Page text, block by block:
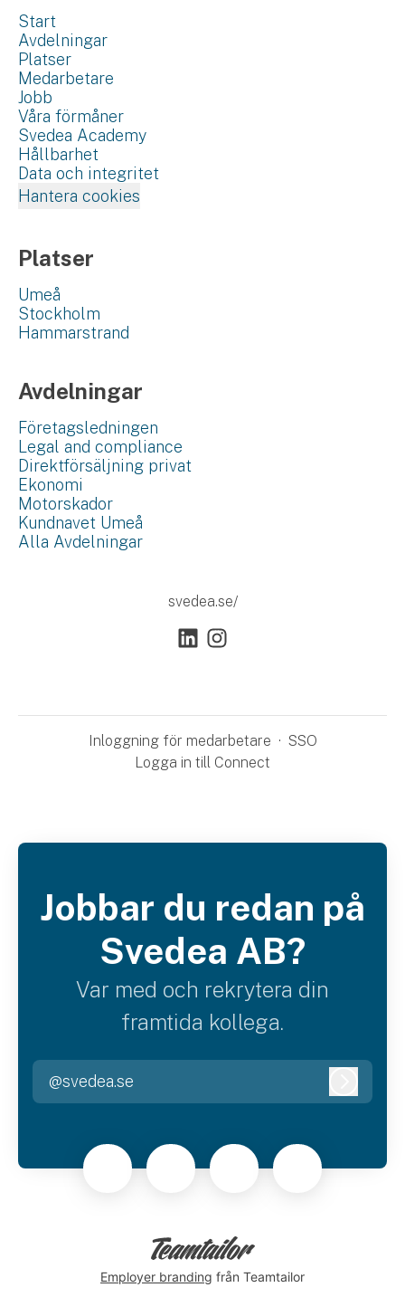
Start
Avdelningar
Platser
Medarbetare
Jobb
Våra förmåner
Svedea Academy
Hållbarhet
Data och integritet
Hantera cookies
Platser
Umeå
Stockholm
Hammarstrand
Avdelningar
Företagsledningen
Legal and compliance
Direktförsäljning privat
Ekonomi
Motorskador
Kundnavet Umeå
Alla Avdelningar
svedea.se/
Inloggning för medarbetare · SSO
Logga in till Connect
Jobbar du redan på
Svedea AB?
Var med och rekrytera din
framtida kollega.
@svedea.se
Employer branding från Teamtailor